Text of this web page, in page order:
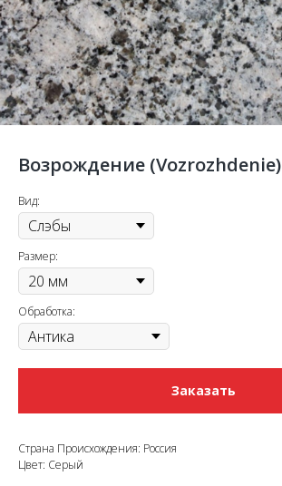
Возрождение (Vozrozhdenie)
Вид:
Размер:
Обработка:
Заказать
Страна Происхождения: Россия
Цвет: Серый